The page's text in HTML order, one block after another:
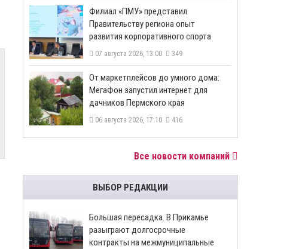
​Филиал «ПМУ» представил
Правительству региона опыт
развития корпоративного спорта
07 августа 2026, 13:00 349
От маркетплейсов до умного дома:
МегаФон запустил интернет для
дачников Пермского края
06 августа 2026, 17:10 416
Все новости компаний
ВЫБОР РЕДАКЦИИ
Большая пересадка. В Прикамье
разыграют долгосрочные
контракты на межмуниципальные